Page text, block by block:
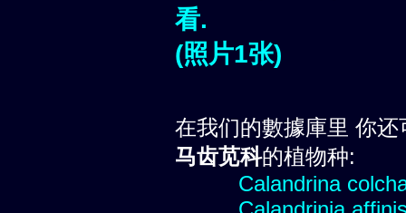
看.
(照片1张)
在我们的數據庫里 你
马齿苋科的植物种:
Calandrina